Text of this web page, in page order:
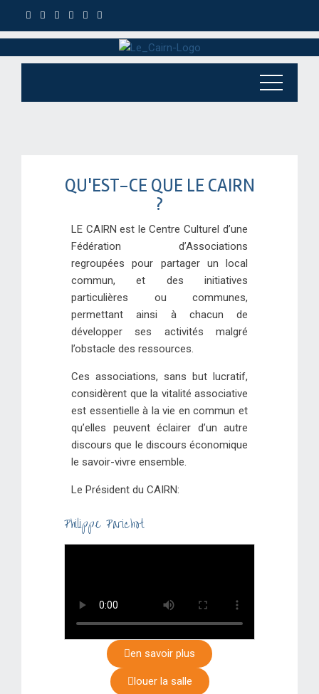
QU'EST-CE QUE LE CAIRN
?
LE CAIRN est le Centre Culturel d’une
Fédération d’Associations
regroupées pour partager un local
commun, et des initiatives
particulières ou communes,
permettant ainsi à chacun de
développer ses activités malgré
l’obstacle des ressources.
Ces associations, sans but lucratif,
considèrent que la vitalité associative
est essentielle à la vie en commun et
qu’elles peuvent éclairer d’un autre
discours que le discours économique
le savoir-vivre ensemble.
Le Président du CAIRN:
Philippe Parichot
en savoir plus
louer la salle